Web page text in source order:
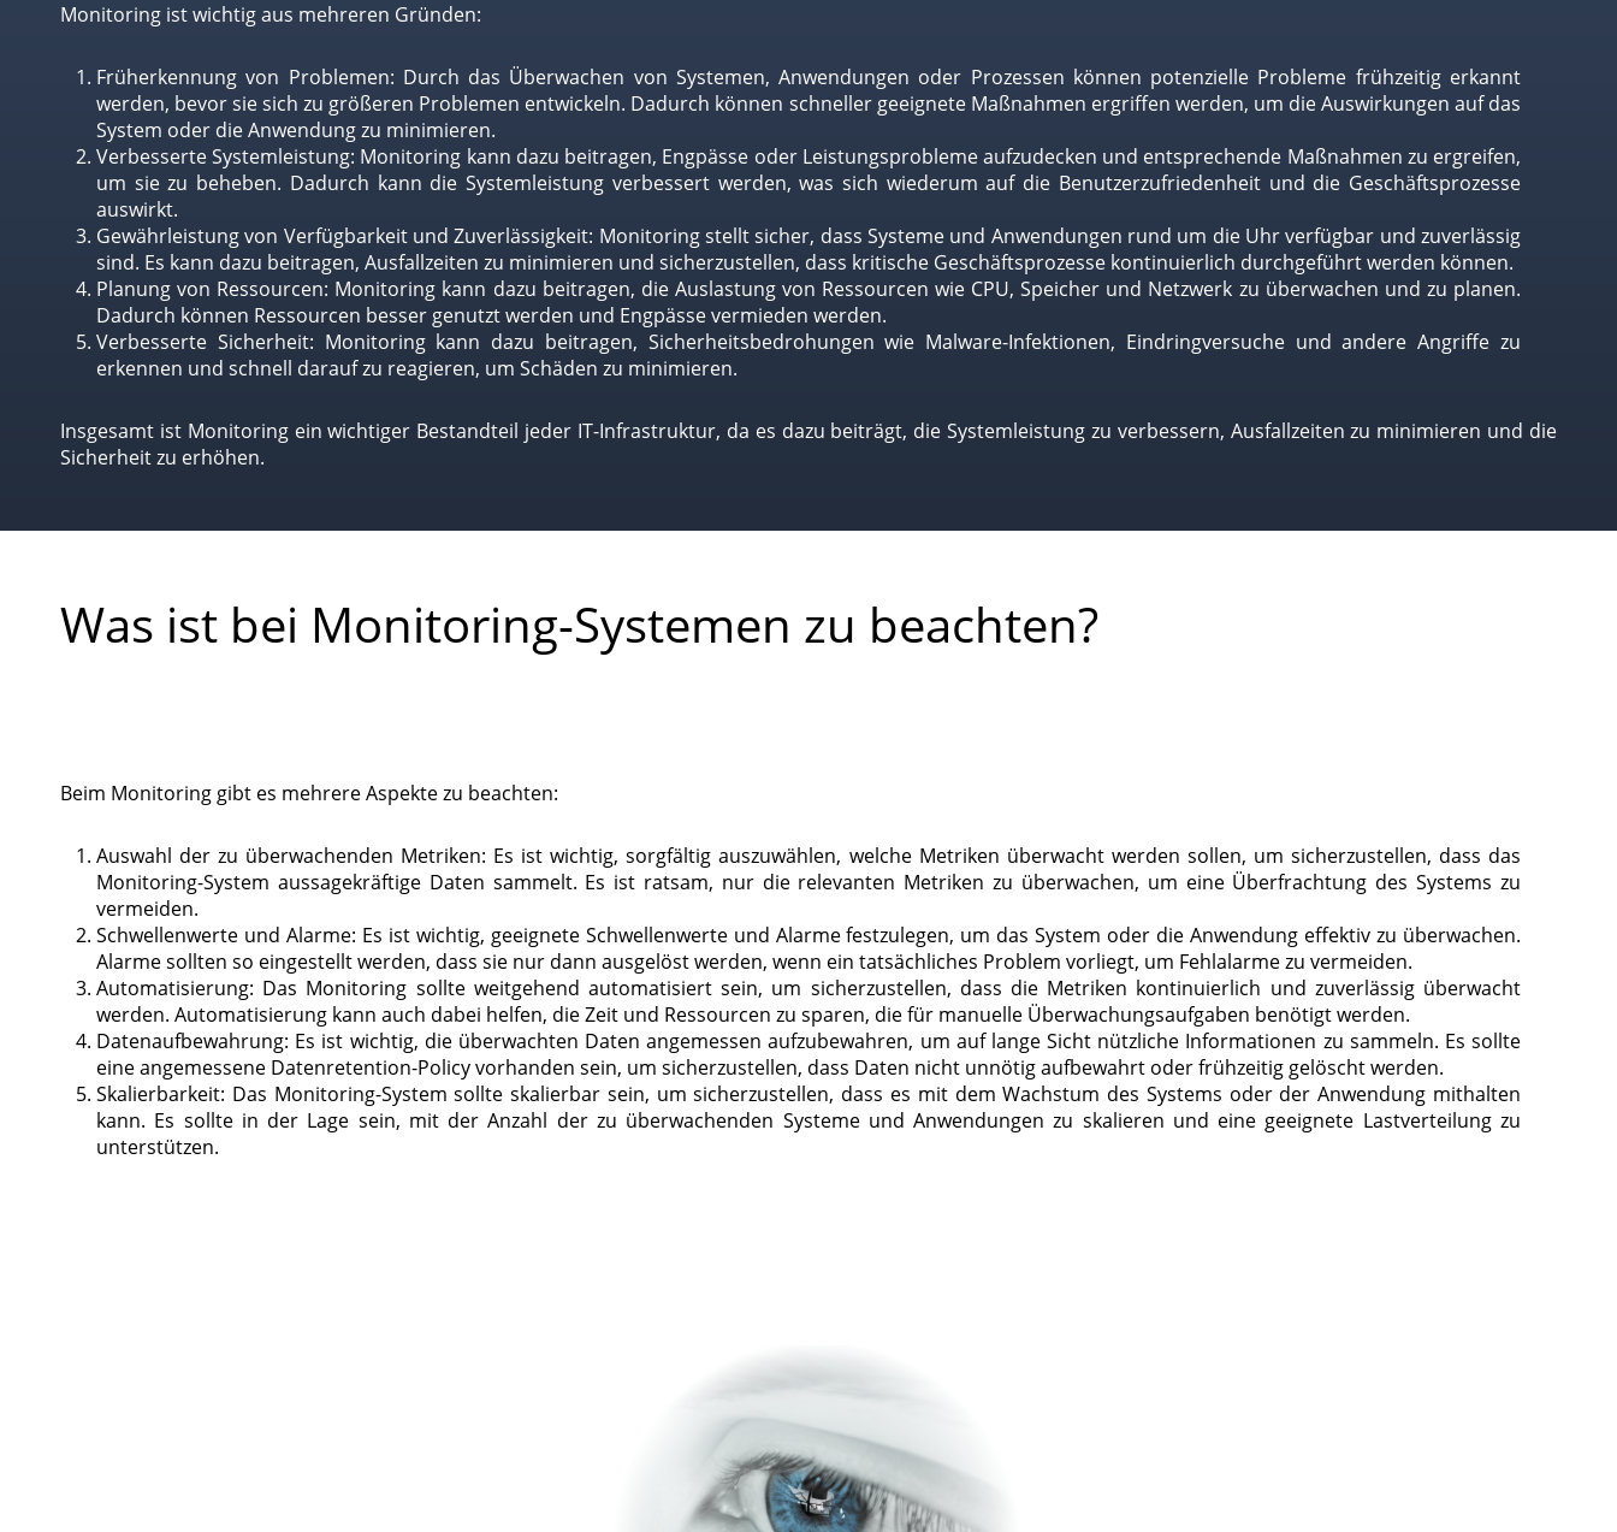
Monitoring ist wichtig aus mehreren Gründen:
Früherkennung von Problemen: Durch das Überwachen von Systemen, Anwendungen oder Prozessen können potenzielle Probleme frühzeitig erkannt
werden, bevor sie sich zu größeren Problemen entwickeln. Dadurch können schneller geeignete Maßnahmen ergriffen werden, um die Auswirkungen auf das
System oder die Anwendung zu minimieren.
Verbesserte Systemleistung: Monitoring kann dazu beitragen, Engpässe oder Leistungsprobleme aufzudecken und entsprechende Maßnahmen zu ergreifen,
um sie zu beheben. Dadurch kann die Systemleistung verbessert werden, was sich wiederum auf die Benutzerzufriedenheit und die Geschäftsprozesse
auswirkt.
Gewährleistung von Verfügbarkeit und Zuverlässigkeit: Monitoring stellt sicher, dass Systeme und Anwendungen rund um die Uhr verfügbar und zuverlässig
sind. Es kann dazu beitragen, Ausfallzeiten zu minimieren und sicherzustellen, dass kritische Geschäftsprozesse kontinuierlich durchgeführt werden können.
Planung von Ressourcen: Monitoring kann dazu beitragen, die Auslastung von Ressourcen wie CPU, Speicher und Netzwerk zu überwachen und zu planen.
Dadurch können Ressourcen besser genutzt werden und Engpässe vermieden werden.
Verbesserte Sicherheit: Monitoring kann dazu beitragen, Sicherheitsbedrohungen wie Malware-Infektionen, Eindringversuche und andere Angriffe zu
erkennen und schnell darauf zu reagieren, um Schäden zu minimieren.
Insgesamt ist Monitoring ein wichtiger Bestandteil jeder IT-Infrastruktur, da es dazu beiträgt, die Systemleistung zu verbessern, Ausfallzeiten zu minimieren und die
Sicherheit zu erhöhen.
Was ist bei Monitoring-Systemen zu beachten?
Beim Monitoring gibt es mehrere Aspekte zu beachten:
Auswahl der zu überwachenden Metriken: Es ist wichtig, sorgfältig auszuwählen, welche Metriken überwacht werden sollen, um sicherzustellen, dass das
Monitoring-System aussagekräftige Daten sammelt. Es ist ratsam, nur die relevanten Metriken zu überwachen, um eine Überfrachtung des Systems zu
vermeiden.
Schwellenwerte und Alarme: Es ist wichtig, geeignete Schwellenwerte und Alarme festzulegen, um das System oder die Anwendung effektiv zu überwachen.
Alarme sollten so eingestellt werden, dass sie nur dann ausgelöst werden, wenn ein tatsächliches Problem vorliegt, um Fehlalarme zu vermeiden.
Automatisierung: Das Monitoring sollte weitgehend automatisiert sein, um sicherzustellen, dass die Metriken kontinuierlich und zuverlässig überwacht
werden. Automatisierung kann auch dabei helfen, die Zeit und Ressourcen zu sparen, die für manuelle Überwachungsaufgaben benötigt werden.
Datenaufbewahrung: Es ist wichtig, die überwachten Daten angemessen aufzubewahren, um auf lange Sicht nützliche Informationen zu sammeln. Es sollte
eine angemessene Datenretention-Policy vorhanden sein, um sicherzustellen, dass Daten nicht unnötig aufbewahrt oder frühzeitig gelöscht werden.
Skalierbarkeit: Das Monitoring-System sollte skalierbar sein, um sicherzustellen, dass es mit dem Wachstum des Systems oder der Anwendung mithalten
kann. Es sollte in der Lage sein, mit der Anzahl der zu überwachenden Systeme und Anwendungen zu skalieren und eine geeignete Lastverteilung zu
unterstützen.